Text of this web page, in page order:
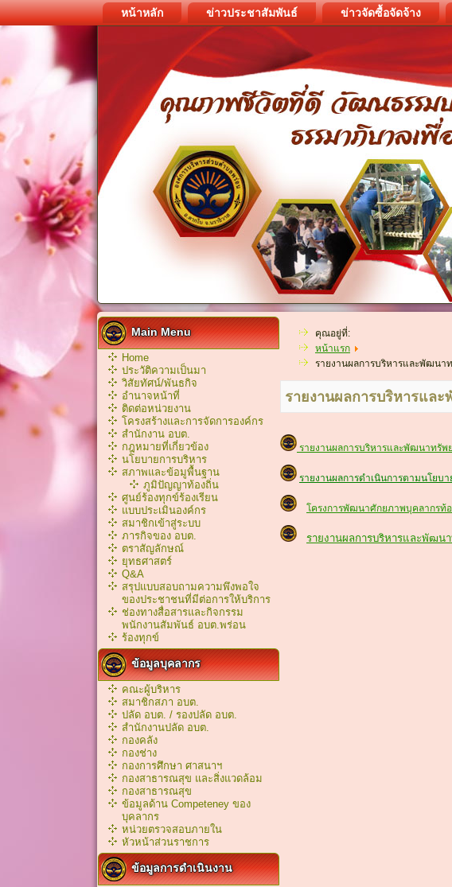
หน้าหลัก ข่าวประชาสัมพันธ์ ข่าวจัดซื้อจัดจ้าง
Main Menu
Home
ประวัติความเป็นมา
วิสัยทัศน์/พันธกิจ
อำนาจหน้าที่
ติดต่อหน่วยงาน
โครงสร้างและการจัดการองค์กร
สำนักงาน อบต.
กฎหมายที่เกี่ยวข้อง
นโยบายการบริหาร
สภาพและข้อมูพื้นฐาน
ภูมิปัญญาท้องถิ่น
ศูนย์ร้องทุกข์ร้องเรียน
แบบประเมินองค์กร
สมาชิกเข้าสู่ระบบ
ภารกิจของ อบต.
ตราสัญลักษณ์
ยุทธศาสตร์
Q&A
สรุปแบบสอบถามความพึงพอใจ
ของประชาชนที่มีต่อการให้บริการ
ช่องทางสื่อสารและกิจกรรม
พนักงานสัมพันธ์ อบต.พร่อน
ร้องทุกข์
ข้อมูลบุคลากร
คณะผู้บริหาร
สมาชิกสภา อบต.
ปลัด อบต. / รองปลัด อบต.
สำนักงานปลัด อบต.
กองคลัง
กองช่าง
กองการศึกษา ศาสนาฯ
กองสาธารณสุข และสิ่งแวดล้อม
กองสาธารณสุข
ข้อมูลด้าน Competeney ของ
บุคลากร
หน่วยตรวจสอบภายใน
หัวหน้าส่วนราชการ
ข้อมูลการดำเนินงาน
คุณอยู่ที่:
หน้าแรก
รายงานผลการบริหารและพัฒนา
รายงานผลการบริหารแล
รายงานผลการบริหารและพัฒนาทรั
รายงานผลการดำเนินการตามนโยบ
โครงการพัฒนาศักยภาพบุคลากรท้
รายงานผลการบริหารและพัฒน